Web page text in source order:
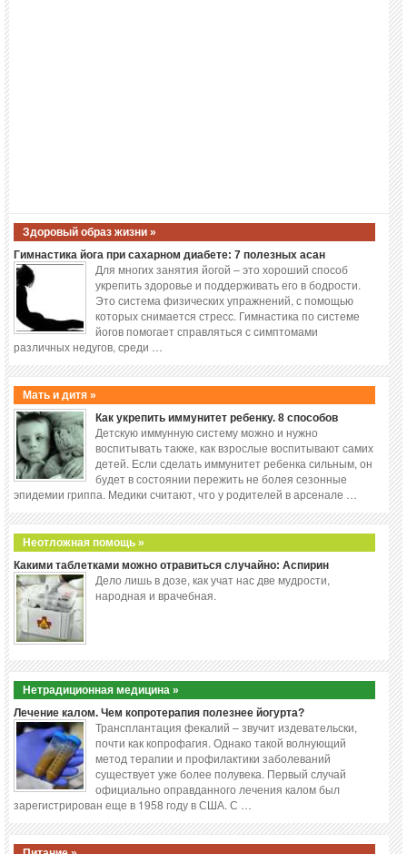
Здоровый образ жизни »
Гимнастика йога при сахарном диабете: 7 полезных асан
Для многих занятия йогой – это хороший способ
укрепить здоровье и поддерживать его в бодрости.
Это система физических упражнений, с помощью
которых снимается стресс. Гимнастика по системе
йогов помогает справляться с симптомами
различных недугов, среди …
Мать и дитя »
Как укрепить иммунитет ребенку. 8 способов
Детскую иммунную систему можно и нужно
воспитывать также, как взрослые воспитывают самих
детей. Если сделать иммунитет ребенка сильным, он
будет в состоянии пережить не болея сезонные
эпидемии гриппа. Медики считают, что у родителей в арсенале …
Неотложная помощь »
Какими таблетками можно отравиться случайно: Аспирин
Дело лишь в дозе, как учат нас две мудрости,
народная и врачебная.
Нетрадиционная медицина »
Лечение калом. Чем копротерапия полезнее йогурта?
Трансплантация фекалий – звучит издевательски,
почти как копрофагия. Однако такой волнующий
метод терапии и профилактики заболеваний
существует уже более полувека. Первый случай
официально оправданного лечения калом был
зарегистрирован еще в 1958 году в США. С …